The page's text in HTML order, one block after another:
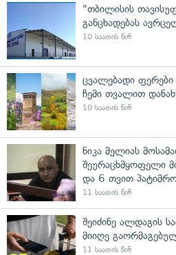
"თბილისის
განცხადებას
10 საათის წინ
ცვალებადი
ჩემი თვალით
10 საათის წინ
ნიკა მელიას
შეურაცხმყოფელი
და 6 თვით
11 საათის წინ
შეიძინე ალდაგის
მიიღე
11 საათის წინ